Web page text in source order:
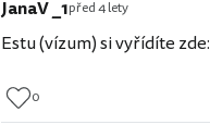
JanaV _1před 4 lety
Estu (vízum) si vyřídíte zde:
0